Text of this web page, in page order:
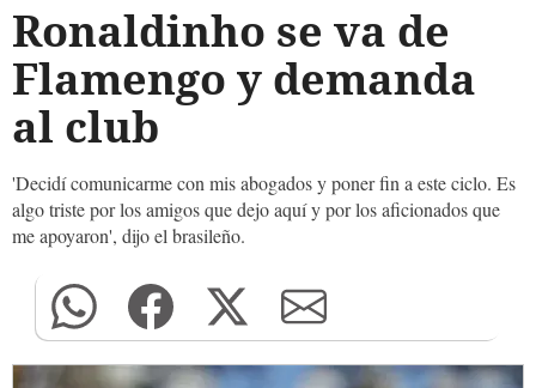
Ronaldinho se va de
Flamengo y demanda
al club
'Decidí comunicarme con mis abogados y poner fin a este ciclo. Es
algo triste por los amigos que dejo aquí y por los aficionados que
me apoyaron', dijo el brasileño.